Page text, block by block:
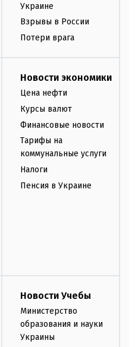
Украине
Взрывы в России
Потери врага
Новости экономики
Цена нефти
Курсы валют
Финансовые новости
Тарифы на
коммунальные услуги
Налоги
Пенсия в Украине
Новости Учебы
Министерство
образования и науки
Украины